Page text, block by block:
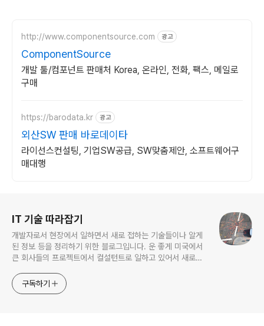
http://www.componentsource.com 광고
ComponentSource
개발 툴/컴포넌트 판매처 Korea, 온라인, 전화, 팩스, 메일로
구매
https://barodata.kr 광고
외산SW 판매 바로데이타
라이선스컨설팅, 기업SW공급, SW맞춤제안, 소프트웨어구
매대행
IT 기술 따라잡기
개발자로서 현장에서 일하면서 새로 접하는 기술들이나 알게
된 정보 등을 정리하기 위한 블로그입니다. 운 좋게 미국에서
큰 회사들의 프로젝트에서 컬설턴트로 일하고 있어서 새로운
사용되는 툴들에 대해 많은 분들과 정보를 공유하고 싶습니다.
구독하기